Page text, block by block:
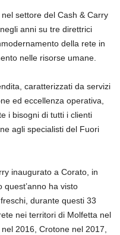
nel settore del Cash & Carry
negli anni su tre direttrici
della rete in
nelle risorse umane.
, caratterizzati da servizi
ed eccellenza operativa,
i bisogni di tutti i clienti
agli specialisti del Fuori
inaugurato a Corato, in
ha visto
durante questi 33
nei territori di Molfetta nel
2016, Crotone nel 2017,